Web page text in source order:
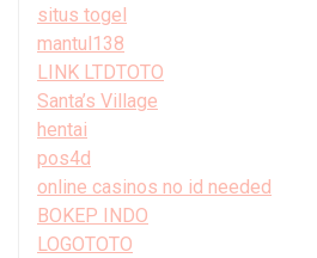
situs togel
mantul138
LINK LTDTOTO
Santa’s Village
hentai
pos4d
online casinos no id needed
BOKEP INDO
LOGOTOTO